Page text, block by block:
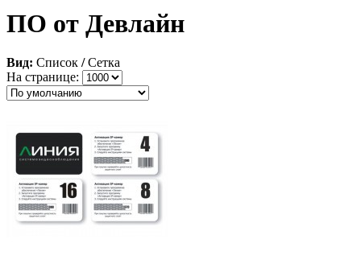
ПО от Девлайн
Вид: Список / Сетка
На странице: